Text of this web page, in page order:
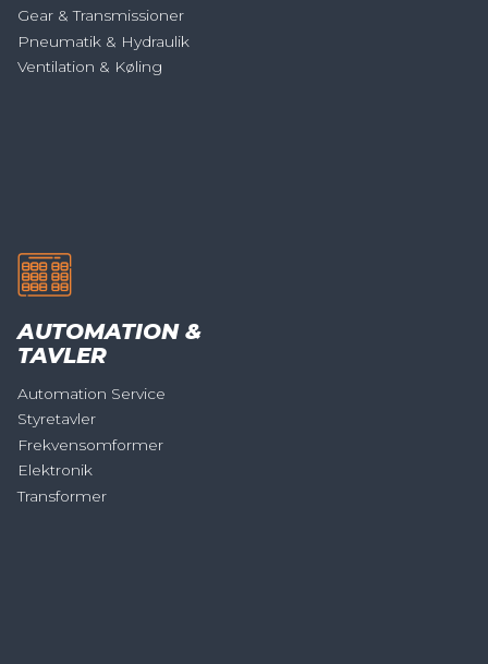
Gear & Transmissioner
Pneumatik & Hydraulik
Ventilation & Køling
AUTOMATION &
TAVLER
Automation Service
Styretavler
Frekvensomformer
Elektronik
Transformer